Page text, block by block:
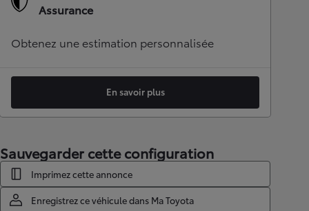
Assurance
Obtenez une estimation personnalisée
En savoir plus
Sauvegarder cette configuration
Imprimez cette annonce
Enregistrez ce véhicule dans Ma Toyota